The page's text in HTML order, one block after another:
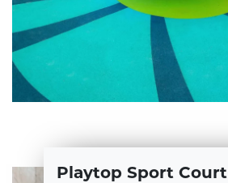
Playtop Sport Court